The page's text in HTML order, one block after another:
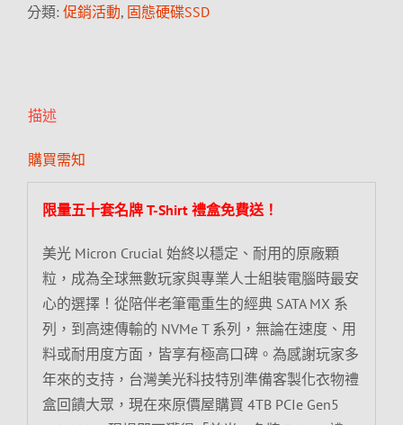
分類: 促銷活動, 固態硬碟SSD
描述
購買需知
限量五十套名牌 T-Shirt 禮盒免費送！
美光 Micron Crucial 始終以穩定、耐用的原廠顆
粒，成為全球無數玩家與專業人士組裝電腦時最安
心的選擇！從陪伴老筆電重生的經典 SATA MX 系
列，到高速傳輸的 NVMe T 系列，無論在速度、用
料或耐用度方面，皆享有極高口碑。為感謝玩家多
年來的支持，台灣美光科技特別準備客製化衣物禮
盒回饋大眾，現在來原價屋購買 4TB PCIe Gen5